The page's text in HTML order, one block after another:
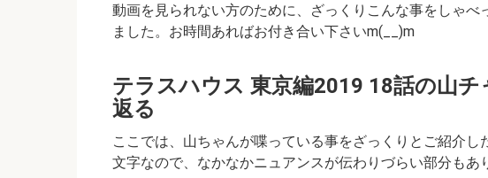
動画を見られない方のために、ざっくりこんな事をしゃべ
ました。お時間あればお付き合い下さいm(__)m
テラスハウス 東京編2019 18話の山
返る
ここでは、山ちゃんが喋っている事をざっくりとご紹介し
文字なので、なかなかニュアンスが伝わりづらい部分もあ